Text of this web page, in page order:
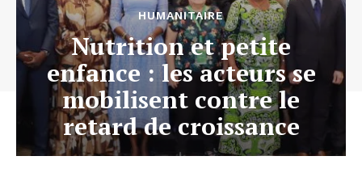
HUMANITAIRE
Nutrition et petite
enfance : les acteurs se
mobilisent contre le
retard de croissance